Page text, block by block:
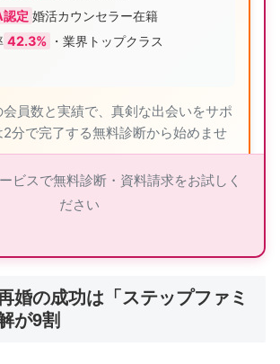
定 婚活カウンセラー在籍
42.3% ・業界トップクラス
員数と実績で、真剣な出会いをサポ
分で完了する無料診断から始めませ
ツヴァイの詳細を見る
ンス青山PLATINUM：40代から
ビスで無料診断・資料請求をお試しく
ださい
婚の成功は「ステップファミ
が9割